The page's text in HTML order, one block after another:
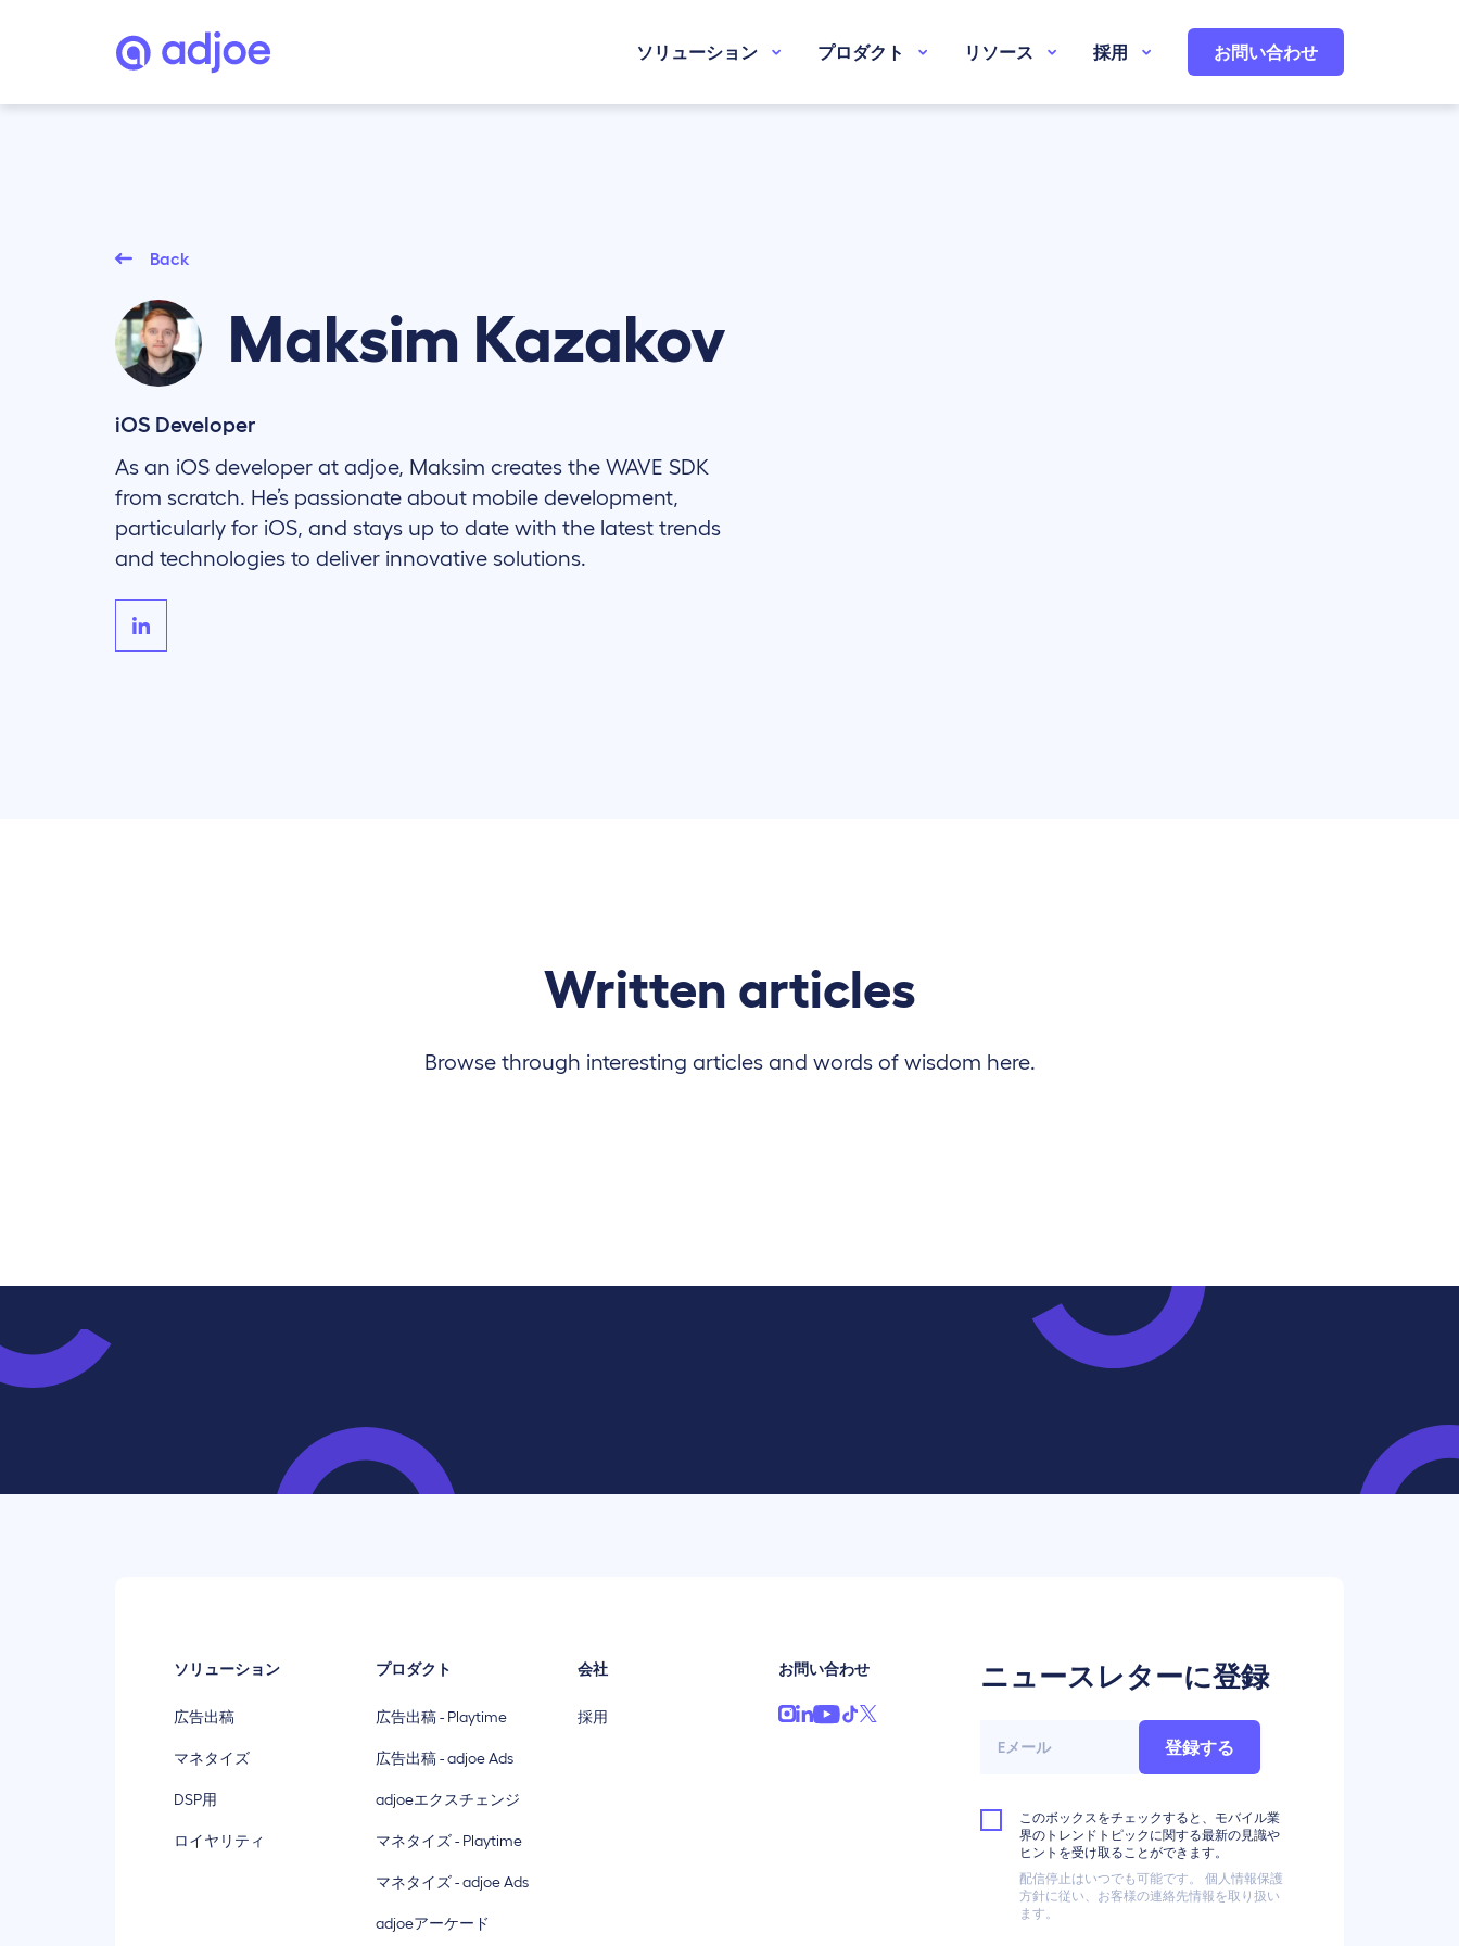
ソリューション プロダクト リソース 採用 お問い合わせ
Back
Maksim Kazakov
iOS Developer
As an iOS developer at adjoe, Maksim creates the WAVE SDK
from scratch. He’s passionate about mobile development,
particularly for iOS, and stays up to date with the latest trends
and technologies to deliver innovative solutions.
Written articles
Browse through interesting articles and words of wisdom here.
ニュースレターに登録
登録する
このボックスをチェックすると、モバイル業
界のトレンドトピックに関する最新の見識や
ヒントを受け取ることができます。
配信停止はいつでも可能です。 個人情報保護
方針に従い、お客様の連絡先情報を取り扱い
ます。
ソリューション
広告出稿
マネタイズ
DSP用
ロイヤリティ
プロダクト
広告出稿 - Playtime
広告出稿 - adjoe Ads
adjoeエクスチェンジ
マネタイズ - Playtime
マネタイズ - adjoe Ads
adjoeアーケード
会社
採用
お問い合わせ